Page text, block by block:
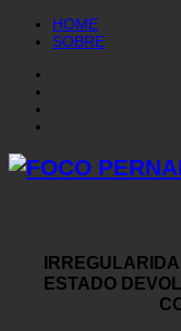
HOME
SOBRE
ESTADO